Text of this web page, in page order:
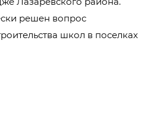
решен вопрос
школ в поселках